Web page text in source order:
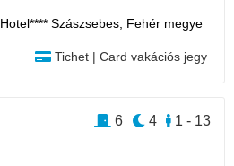
Hotel**** Szászsebes, Fehér megye
Tichet | Card vakációs jegy
1 - 13
4
6